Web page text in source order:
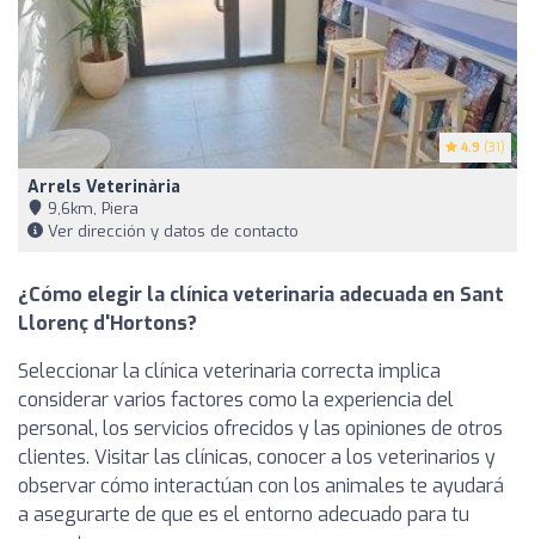
4.9 (31)
Arrels Veterinària
9,6km, Piera
Ver dirección y datos de contacto
¿Cómo elegir la clínica veterinaria adecuada en Sant
Llorenç d'Hortons?
Seleccionar la clínica veterinaria correcta implica
considerar varios factores como la experiencia del
personal, los servicios ofrecidos y las opiniones de otros
clientes. Visitar las clínicas, conocer a los veterinarios y
observar cómo interactúan con los animales te ayudará
a asegurarte de que es el entorno adecuado para tu